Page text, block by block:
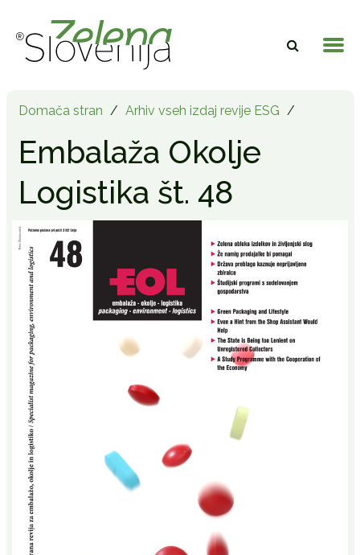
Domača stran / Arhiv vseh izdaj revije ESG /
Embalaža Okolje
Logistika št. 48